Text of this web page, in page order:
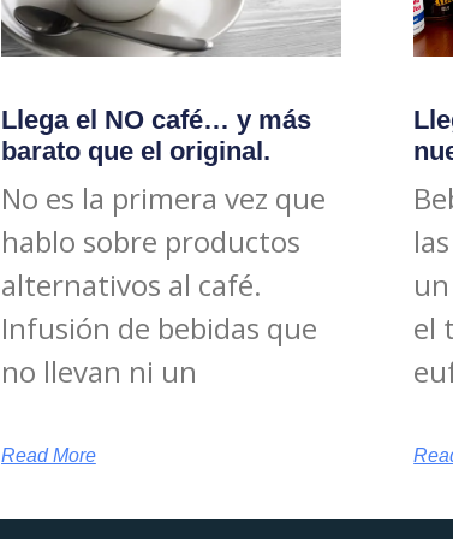
Llega el NO café… y más
barato que el original.
No es la primera vez que
hablo sobre productos
alternativos al café.
Infusión de bebidas que
no llevan ni un
Read More
el